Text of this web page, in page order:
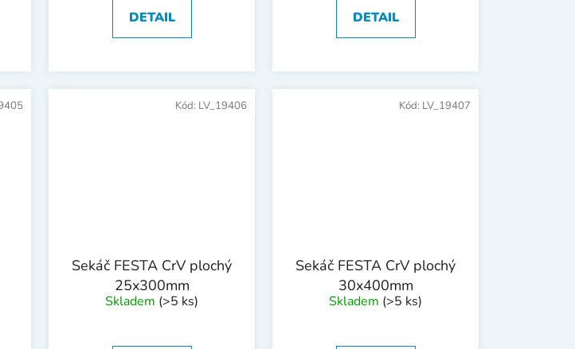
DETAIL DETAIL
Sekáč FESTA CrV plochý
25x300mm
Skladem (>5 ks)
Kód: LV_19406
Sekáč FESTA CrV plochý
30x400mm
Skladem (>5 ks)
Kód: LV_19407